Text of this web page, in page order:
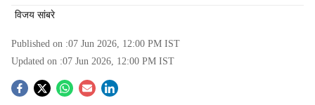
विजय सांबरे
Published on :07 Jun 2026, 12:00 PM IST
Updated on :07 Jun 2026, 12:00 PM IST
S